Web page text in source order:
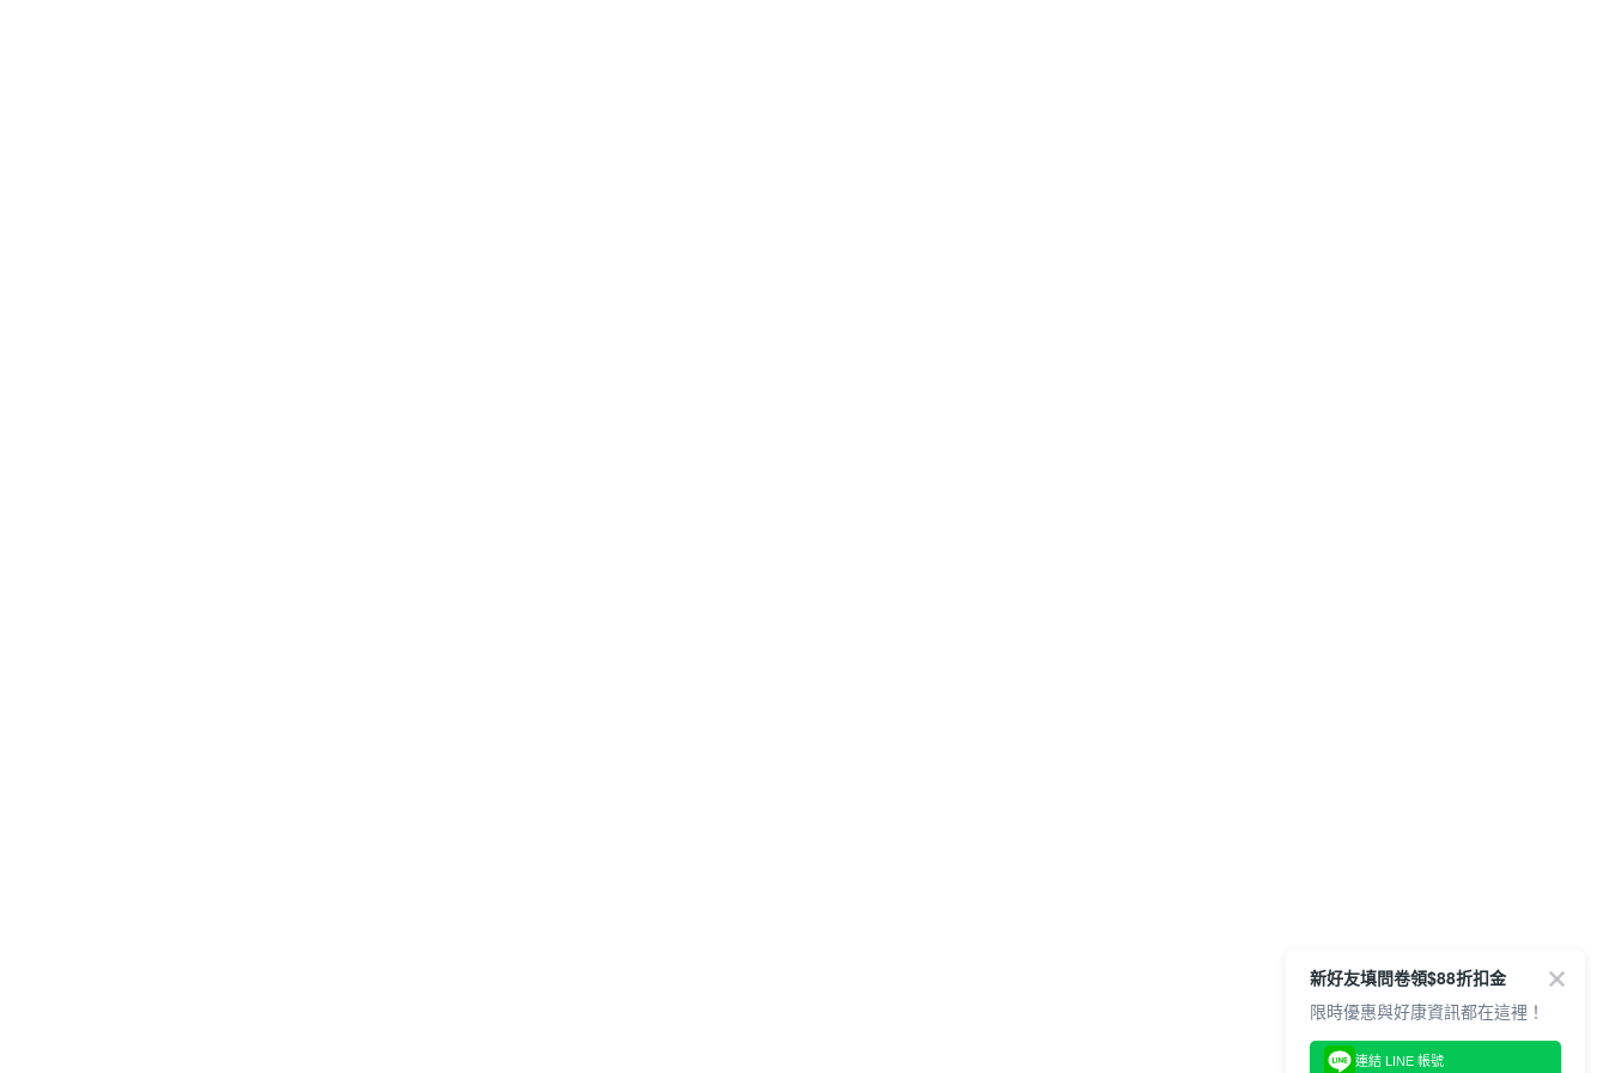
新好友填問卷領$88折扣金
限時優惠與好康資訊都在這裡！
連結 LINE 帳號